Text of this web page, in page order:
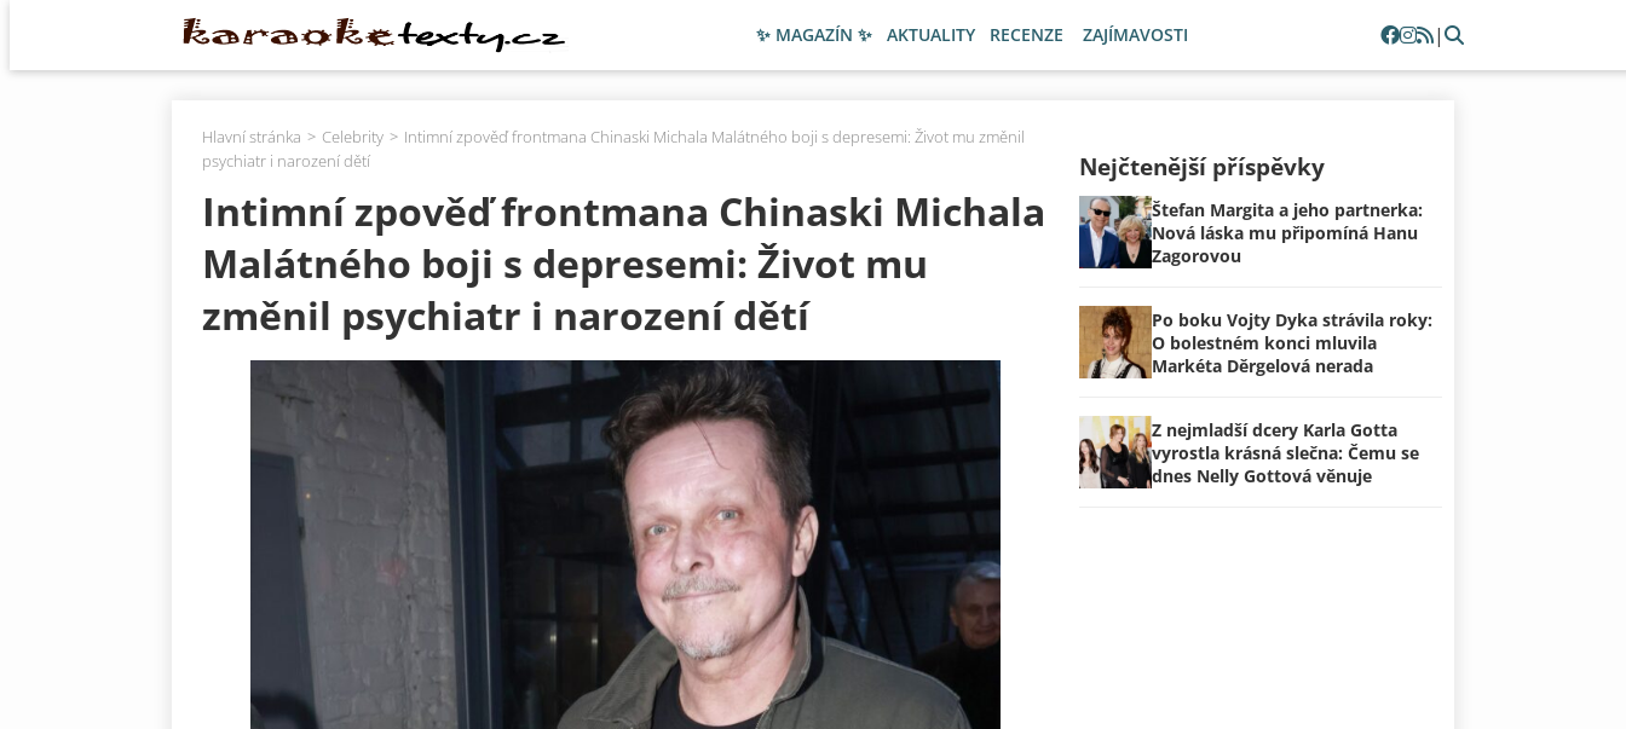
✨ MAGAZÍN ✨ AKTUALITY RECENZE ZAJÍMAVOSTI |
Hlavní stránka Celebrity
Intimní zpověď frontmana Chinaski Michala Malátného boji s depresemi: Život mu změnil
psychiatr i narození dětí
Intimní zpověď frontmana Chinaski Michala
Malátného boji s depresemi: Život mu
změnil psychiatr i narození dětí
Nejčtenější příspěvky
Štefan Margita a jeho partnerka:
Nová láska mu připomíná Hanu
Zagorovou
Po boku Vojty Dyka strávila roky:
O bolestném konci mluvila
Markéta Děrgelová nerada
Z nejmladší dcery Karla Gotta
vyrostla krásná slečna: Čemu se
dnes Nelly Gottová věnuje